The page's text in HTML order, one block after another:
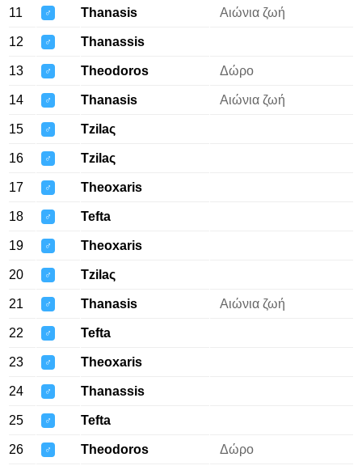
11 ♂ Thanasis Αιώνια ζωή
12 ♂ Thanassis
13 ♂ Theodoros Δώρο
14 ♂ Thanasis Αιώνια ζωή
15 ♂ Tzilaς
16 ♂ Tzilaς
17 ♂ Theoxaris
18 ♂ Tefta
19 ♂ Theoxaris
20 ♂ Tzilaς
21 ♂ Thanasis Αιώνια ζωή
22 ♂ Tefta
23 ♂ Theoxaris
24 ♂ Thanassis
25 ♂ Tefta
26 ♂ Theodoros Δώρο